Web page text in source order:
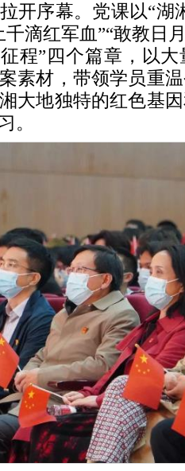
开序幕。党课以“湖
滴红军血”“敢教日
程”四个篇章，以
素材，带领学员重
大地独特的红色基
。